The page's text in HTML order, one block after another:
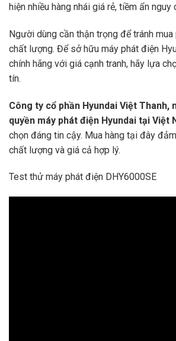
hiện nhiều hàng nhái giá rẻ, tiềm ẩn nguy
Người dùng cần thận trọng để tránh
chất lượng. Để sở hữu máy phát điện
chính hãng với giá cạnh tranh, hãy lựa
tín.
Công ty cổ phần Hyundai Việt Thanh,
quyền máy phát điện Hyundai tại Việt
chọn đáng tin cậy. Mua hàng tại đây
chất lượng và giá cả hợp lý.
Test thử máy phát điện DHY6000SE